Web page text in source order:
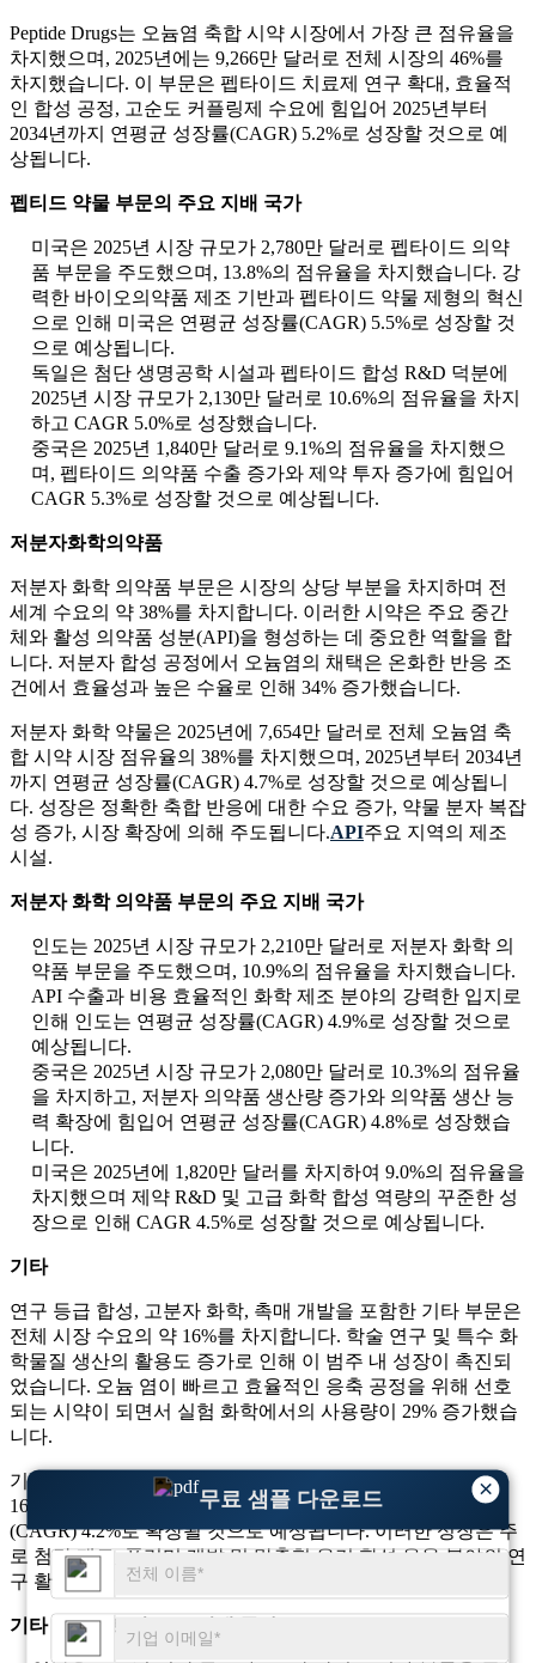
×
무료 샘플 다운로드
Peptide Drugs는 오늄염 축합 시약 시장에서 가장 큰 점유율을
차지했으며, 2025년에는 9,266만 달러로 전체 시장의 46%를
차지했습니다. 이 부문은 펩타이드 치료제 연구 확대, 효율적
인 합성 공정, 고순도 커플링제 수요에 힘입어 2025년부터
2034년까지 연평균 성장률(CAGR) 5.2%로 성장할 것으로 예
상됩니다.
펩티드 약물 부문의 주요 지배 국가
미국은 2025년 시장 규모가 2,780만 달러로 펩타이드 의약
품 부문을 주도했으며, 13.8%의 점유율을 차지했습니다. 강
력한 바이오의약품 제조 기반과 펩타이드 약물 제형의 혁신
으로 인해 미국은 연평균 성장률(CAGR) 5.5%로 성장할 것
으로 예상됩니다.
독일은 첨단 생명공학 시설과 펩타이드 합성 R&D 덕분에
2025년 시장 규모가 2,130만 달러로 10.6%의 점유율을 차지
하고 CAGR 5.0%로 성장했습니다.
중국은 2025년 1,840만 달러로 9.1%의 점유율을 차지했으
며, 펩타이드 의약품 수출 증가와 제약 투자 증가에 힘입어
CAGR 5.3%로 성장할 것으로 예상됩니다.
저분자화학의약품
저분자 화학 의약품 부문은 시장의 상당 부분을 차지하며 전
세계 수요의 약 38%를 차지합니다. 이러한 시약은 주요 중간
체와 활성 의약품 성분(API)을 형성하는 데 중요한 역할을 합
니다. 저분자 합성 공정에서 오늄염의 채택은 온화한 반응 조
건에서 효율성과 높은 수율로 인해 34% 증가했습니다.
저분자 화학 약물은 2025년에 7,654만 달러로 전체 오늄염 축
합 시약 시장 점유율의 38%를 차지했으며, 2025년부터 2034년
까지 연평균 성장률(CAGR) 4.7%로 성장할 것으로 예상됩니
다. 성장은 정확한 축합 반응에 대한 수요 증가, 약물 분자 복잡
성 증가, 시장 확장에 의해 주도됩니다.API주요 지역의 제조
시설.
저분자 화학 의약품 부문의 주요 지배 국가
인도는 2025년 시장 규모가 2,210만 달러로 저분자 화학 의
약품 부문을 주도했으며, 10.9%의 점유율을 차지했습니다.
API 수출과 비용 효율적인 화학 제조 분야의 강력한 입지로
인해 인도는 연평균 성장률(CAGR) 4.9%로 성장할 것으로
예상됩니다.
중국은 2025년 시장 규모가 2,080만 달러로 10.3%의 점유율
을 차지하고, 저분자 의약품 생산량 증가와 의약품 생산 능
력 확장에 힘입어 연평균 성장률(CAGR) 4.8%로 성장했습
니다.
미국은 2025년에 1,820만 달러를 차지하여 9.0%의 점유율을
차지했으며 제약 R&D 및 고급 화학 합성 역량의 꾸준한 성
장으로 인해 CAGR 4.5%로 성장할 것으로 예상됩니다.
기타
연구 등급 합성, 고분자 화학, 촉매 개발을 포함한 기타 부문은
전체 시장 수요의 약 16%를 차지합니다. 학술 연구 및 특수 화
학물질 생산의 활용도 증가로 인해 이 범주 내 성장이 촉진되
었습니다. 오늄 염이 빠르고 효율적인 응축 공정을 위해 선호
되는 시약이 되면서 실험 화학에서의 사용량이 29% 증가했습
니다.
기타 부문은 2025년에 3,223만 달러로 전체 시장 점유율의
16%를 차지했으며 2025년부터 2034년까지 연평균 성장률
(CAGR) 4.2%로 확장될 것으로 예상됩니다. 이러한 성장은 주
로 첨단 재료, 폴리머 개발 및 맞춤형 유기 합성 응용 분야의 연
구 활동 증가에 의해 주도됩니다.
기타 세그먼트의 주요 지배 국가